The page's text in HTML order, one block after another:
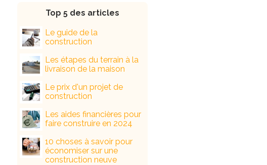
Top 5 des articles
Le guide de la
construction
Les étapes du terrain à la
livraison de la maison
Le prix d'un projet de
construction
Les aides financières pour
faire construire en 2024
10 choses à savoir pour
économiser sur une
construction neuve